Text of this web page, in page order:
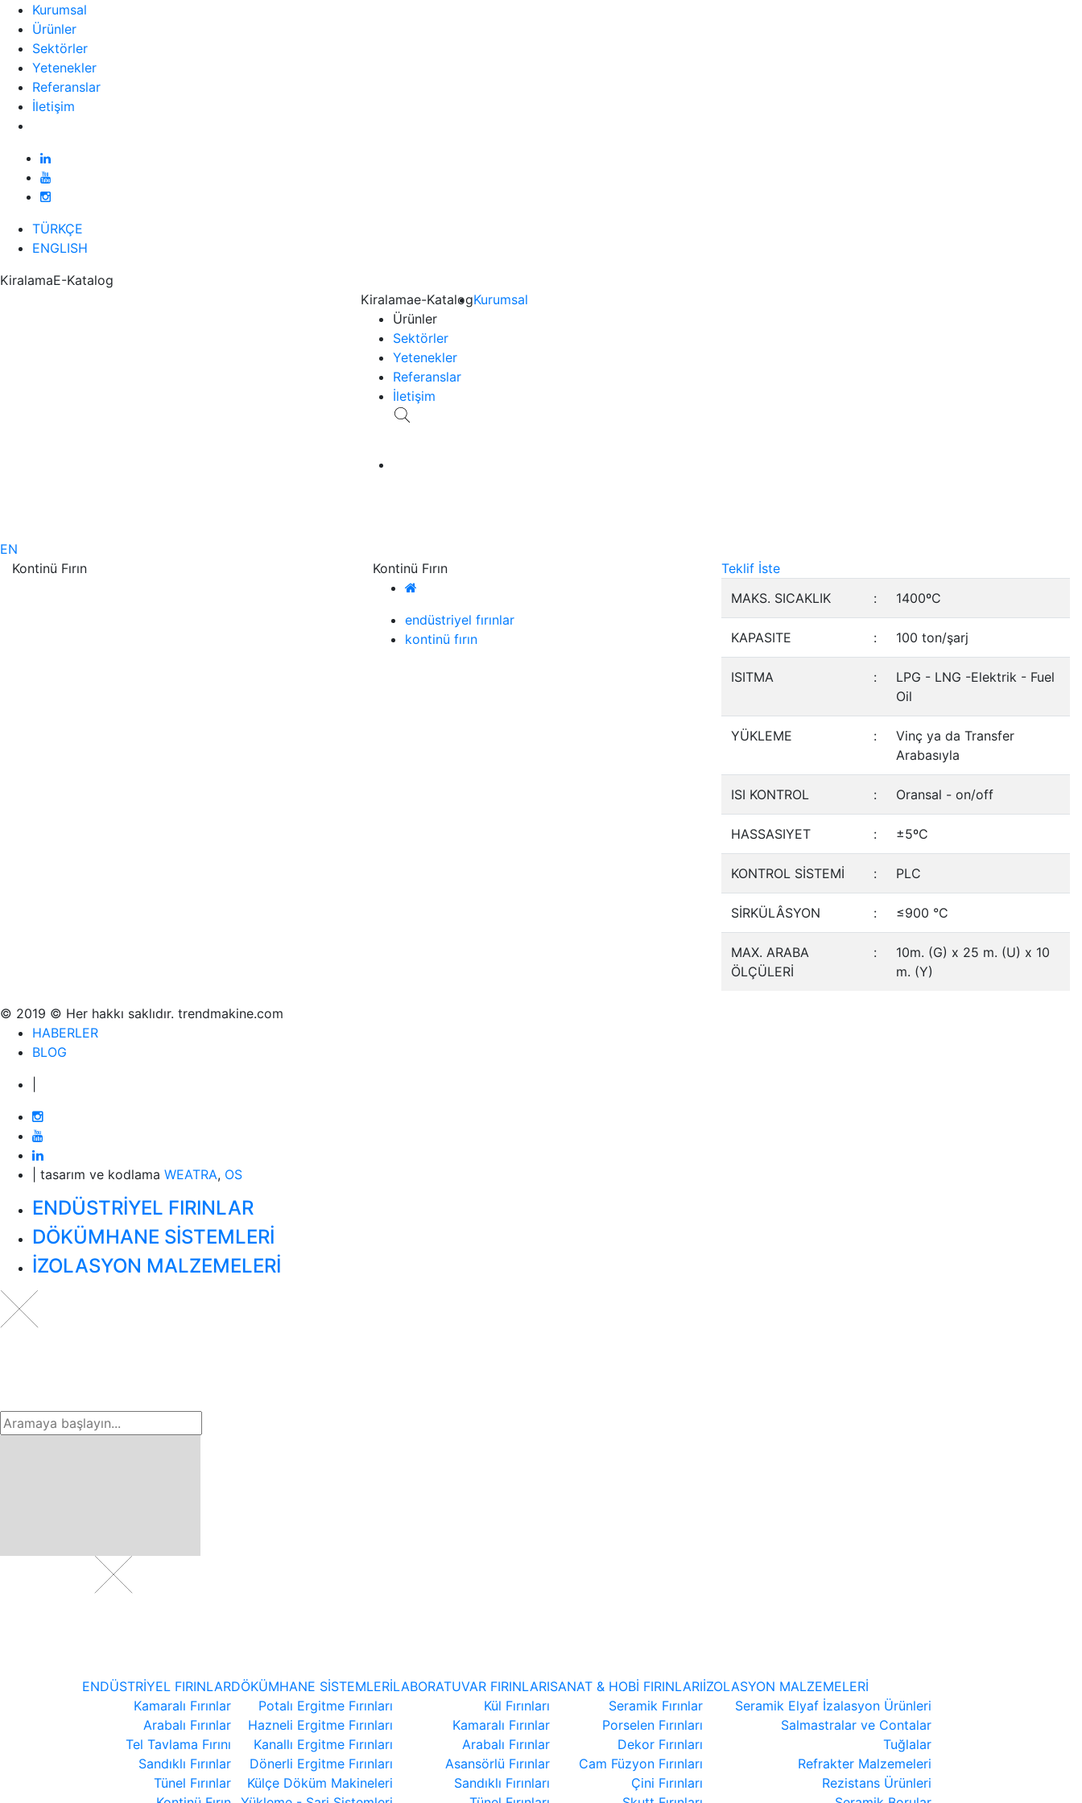
Kurumsal
Ürünler
Sektörler
Yetenekler
Referanslar
İletişim
TÜRKÇE
ENGLISH
KiralamaE-Katalog
Kiralamae-KatalogKurumsal
Ürünler
Sektörler
Yetenekler
Referanslar
İletişim
EN
Kontinü Fırın
Kontinü Fırın
endüstriyel fırınlar
kontinü fırın
Teklif İste
MAKS. SICAKLIK
: 1400ºC
KAPASITE : 100 ton/şarj
ISITMA :
LPG - LNG -Elektrik - Fuel
Oil
YÜKLEME :
Vinç ya da Transfer
Arabasıyla
ISI KONTROL : Oransal - on/off
HASSASIYET : ±5ºC
KONTROL SİSTEMİ : PLC
SİRKÜLÂSYON : ≤900 °C
MAX. ARABA
ÖLÇÜLERİ
:
10m. (G) x 25 m. (U) x 10
m. (Y)
© 2019 © Her hakkı saklıdır. trendmakine.com
HABERLER
BLOG
| tasarım ve kodlama WEATRA, OS
ENDÜSTRİYEL FIRINLAR
DÖKÜMHANE SİSTEMLERİ
İZOLASYON MALZEMELERİ
ENDÜSTRİYEL FIRINLAR
Kamaralı Fırınlar
Arabalı Fırınlar
Tel Tavlama Fırını
Sandıklı Fırınlar
Tünel Fırınlar
DÖKÜMHANE SİSTEMLERİ
Potalı Ergitme Fırınları
Hazneli Ergitme Fırınları
Kanallı Ergitme Fırınları
Dönerli Ergitme Fırınları
Külçe Döküm Makineleri
LABORATUVAR FIRINLARI
Kül Fırınları
Kamaralı Fırınlar
Arabalı Fırınlar
Asansörlü Fırınlar
Sandıklı Fırınları
SANAT & HOBİ FIRINLARI
Seramik Fırınlar
Porselen Fırınları
Dekor Fırınları
Cam Füzyon Fırınları
Çini Fırınları
İZOLASYON MALZEMELERİ
Seramik Elyaf İzalasyon Ürünleri
Salmastralar ve Contalar
Tuğlalar
Refrakter Malzemeleri
Rezistans Ürünleri